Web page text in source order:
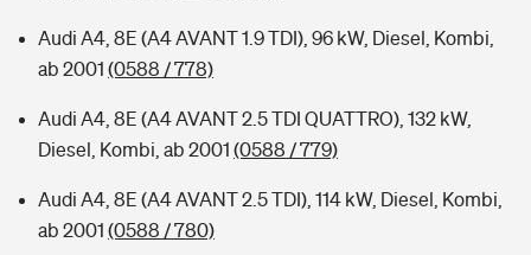
Audi A4, 8E (A4 AVANT 1.9 TDI), 96 kW, Diesel, Kombi,
ab 2001 (0588 / 778)
Audi A4, 8E (A4 AVANT 2.5 TDI QUATTRO), 132 kW,
Diesel, Kombi, ab 2001 (0588 / 779)
Audi A4, 8E (A4 AVANT 2.5 TDI), 114 kW, Diesel, Kombi,
ab 2001 (0588 / 780)